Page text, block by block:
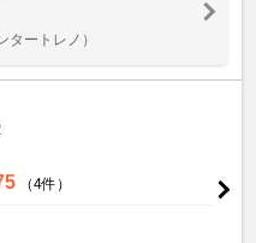
タートレノ）
（4件）